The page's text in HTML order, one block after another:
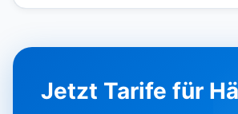
Jetzt Tarife für